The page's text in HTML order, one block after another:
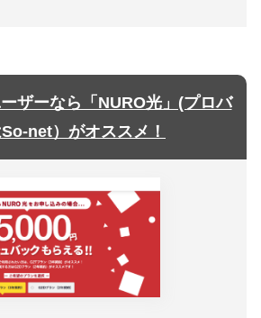
ザーなら「NURO光」(プロバ
net）がオススメ！